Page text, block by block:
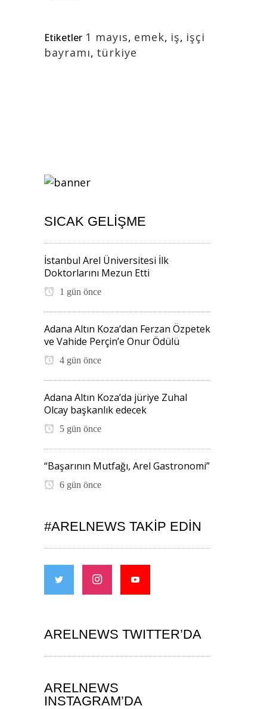
Etiketler 1 mayıs, emek, iş, işçi
bayramı, türkiye
SICAK GELIŞME
İstanbul Arel Üniversitesi İlk
Doktorlarını Mezun Etti
1 gün önce
Adana Altın Koza’dan Ferzan Özpetek
ve Vahide Perçin’e Onur Ödülü
4 gün önce
Adana Altın Koza’da jüriye Zuhal
Olcay başkanlık edecek
5 gün önce
“Başarının Mutfağı, Arel Gastronomi”
6 gün önce
#ARELNEWS TAKIP EDIN
ARELNEWS TWITTER’DA
ARELNEWS
INSTAGRAM’DA